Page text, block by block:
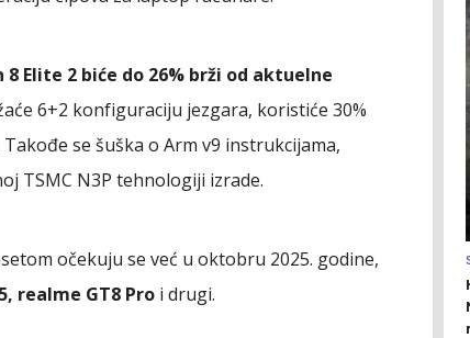
8 Elite 2 biće do 26% brži od aktuelne
6+2 konfiguraciju jezgara, koristiće 30%
se šuška o Arm v9 instrukcijama,
TSMC N3P tehnologiji izrade.
očekuju se već u oktobru 2025. godine,
realme GT8 Pro i drugi.